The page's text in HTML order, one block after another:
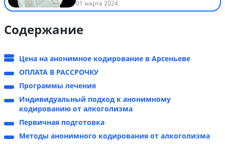
01 марта 2024
Содержание
Цена на анонимное кодирование в Арсеньеве
ОПЛАТА В РАССРОЧКУ
Программы лечения
Индивидуальный подход к анонимному
кодированию от алкоголизма
Первичная подготовка
Методы анонимного кодирования от алкоголизма